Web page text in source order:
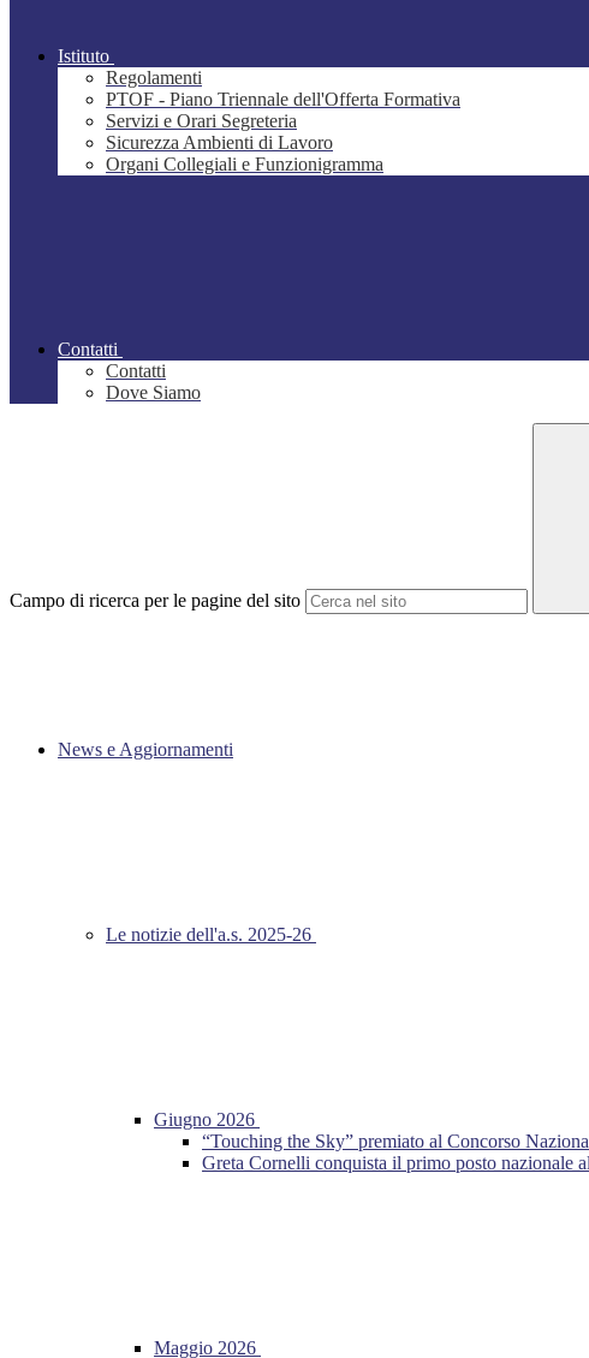
Istituto
Regolamenti
PTOF - Piano Triennale dell'Offerta Formativa
Servizi e Orari Segreteria
Sicurezza Ambienti di Lavoro
Organi Collegiali e Funzionigramma
Contatti
Contatti
Dove Siamo
Campo di ricerca per le pagine del sito
News e Aggiornamenti
Le notizie dell'a.s. 2025-26
Giugno 2026
“Touching the Sky” premiato al Concorso
Greta Cornelli conquista il primo posto
Maggio 2026